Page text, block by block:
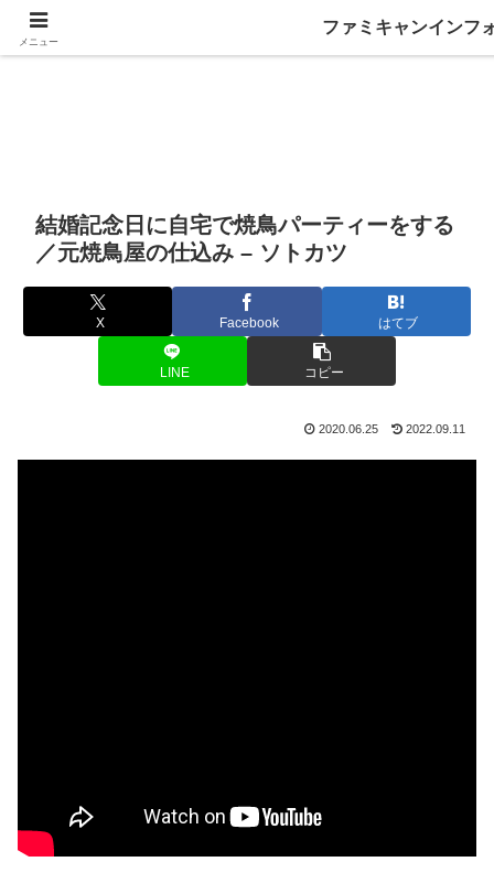
結婚記念日に自宅で焼鳥パーティーをする
／元焼鳥屋の仕込み – ソトカツ
X Facebook はてブ
LINE コピー
2020.06.25 2022.09.11
メニュー
ファミキャンインフ